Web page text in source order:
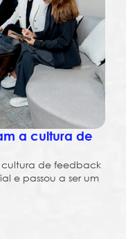
a cultura de
de feedback
e passou a ser um